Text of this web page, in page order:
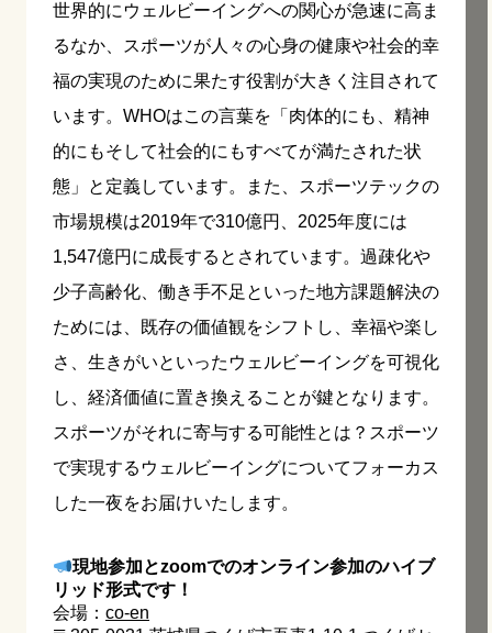
世界的にウェルビーイングへの関心が急速に高ま
るなか、スポーツが人々の心身の健康や社会的幸
福の実現のために果たす役割が大きく注目されて
います。WHOはこの言葉を「肉体的にも、精神
的にもそして社会的にもすべてが満たされた状
態」と定義しています。また、スポーツテックの
市場規模は2019年で310億円、2025年度には
1,547億円に成長するとされています。過疎化や
少子高齢化、働き手不足といった地方課題解決の
ためには、既存の価値観をシフトし、幸福や楽し
さ、生きがいといったウェルビーイングを可視化
し、経済価値に置き換えることが鍵となります。
スポーツがそれに寄与する可能性とは？スポーツ
で実現するウェルビーイングについてフォーカス
した一夜をお届けいたします。
現地参加とzoomでのオンライン参加のハイブ
リッド形式です！
会場： co-en